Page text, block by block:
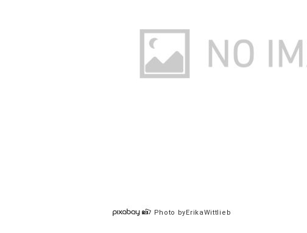
Photo byErikaWittlieb